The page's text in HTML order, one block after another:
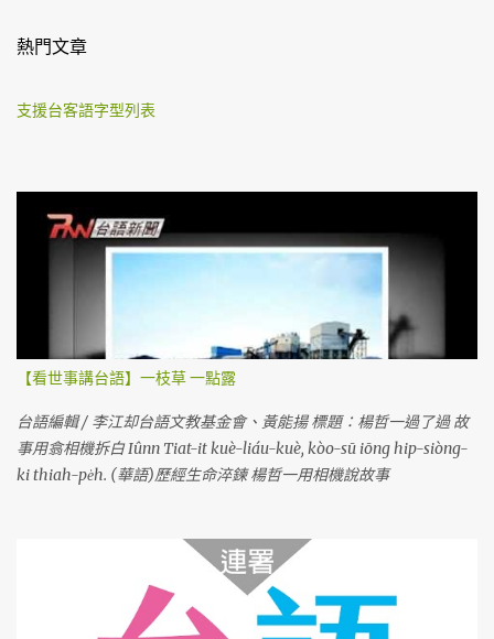
熱門文章
支援台客語字型列表
【看世事講台語】一枝草 一點露
台語編輯 / 李江却台語文教基金會、黃能揚 標題：楊哲一過了過 故
事用翕相機拆白 Iûnn Tiat-it kuè-liáu-kuè, kòo-sū iōng hip-siòng-
ki thiah-pe̍h. (華語)歷經生命淬鍊 楊哲一用相機說故事